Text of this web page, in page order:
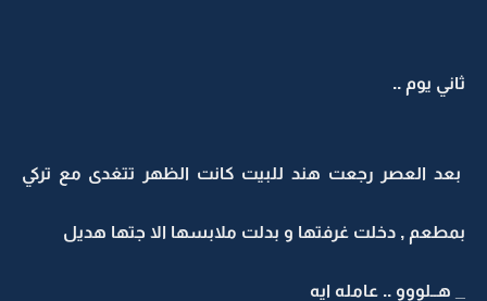
ثاني يوم ..
بعد العصر رجعت هند للبيت كانت الظهر تتغدى مع تركي
بمطعم , دخلت غرفتها و بدلت ملابسها الا جتها هديل
_ هــلووو .. عامله ايه